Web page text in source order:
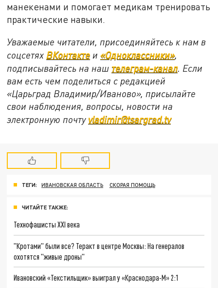
манекенами и помогает медикам тренировать
практические навыки.
Уважаемые читатели, присоединяйтесь к нам в
соцсетях ВКонтакте и«Одноклассники»,
подписывайтесь на наш телеграм-канал. Если
вам есть чем поделиться с редакцией
«Царьград Владимир/Иваново», присылайте
свои наблюдения, вопросы, новости на
электронную почту vladimir@tsargrad.tv
ТЕГИ: ИВАНОВСКАЯ ОБЛАСТЬ СКОРАЯ ПОМОЩЬ
ЧИТАЙТЕ ТАКЖЕ:
Технофашисты XXI века
"Кротами" были все? Теракт в центре Москвы: На генералов
охотятся "живые дроны"
Ивановский «Текстильщик» выиграл у «Краснодара-М» 2:1